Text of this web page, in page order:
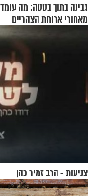
גבינה בתוך בטטה: מה עומד
מאחורי ארוחת הצהריים
צניעות - הרב זמיר כהן